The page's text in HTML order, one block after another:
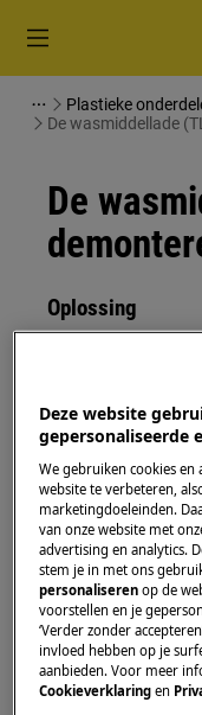
Plastieke
De wasmiddellade
De
Oplossing
Schakel het
Wees altijd
apparaten, voor
personen nodig
Gebruik altijd
schoeisel.
Houd er rekening
professionele
de veiligheid als
Deze website
gepersonaliseerde
We gebruiken cookies
website te verbeteren,
marketingdoeleinden.
van onze website met
advertising en analytics.
stem je in met ons
personaliseren op de
voorstellen en je
‘Verder zonder
invloed hebben op je
aanbieden. Voor meer
Cookieverklaring en